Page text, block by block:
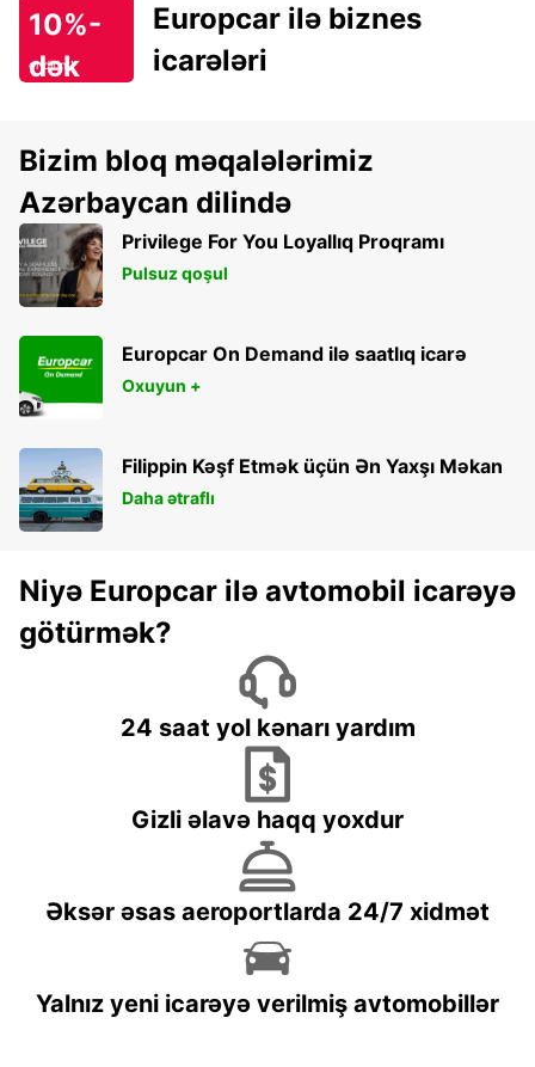
10%-
dək
endirim!
Europcar ilə biznes
icarələri
Bizim bloq məqalələrimiz
Azərbaycan dilində
Privilege For You Loyallıq Proqramı
Pulsuz qoşul
Europcar On Demand ilə saatlıq icarə
Oxuyun +
Filippin Kəşf Etmək üçün Ən Yaxşı Məkan
Daha ətraflı
Niyə Europcar ilə avtomobil icarəyə
götürmək?
24 saat yol kənarı yardım
Gizli əlavə haqq yoxdur
Əksər əsas aeroportlarda 24/7 xidmət
Yalnız yeni icarəyə verilmiş avtomobillər